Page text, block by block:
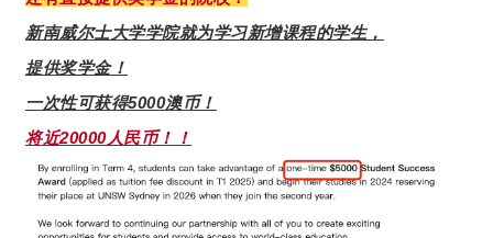
新南威尔士大学学院就为学习新增课程的学生，
提供奖学金！
一次性可获得5000澳币！
将近20000人民币！！